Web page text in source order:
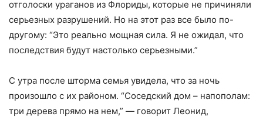
отголоски ураганов из Флориды, которые не причиняли
серьезных разрушений. Но на этот раз все было по-
другому: “Это реально мощная сила. Я не ожидал, что
последствия будут настолько серьезными.”
С утра после шторма семья увидела, что за ночь
произошло с их районом. “Соседский дом – напополам:
три дерева прямо на нем,” — говорит Леонид,